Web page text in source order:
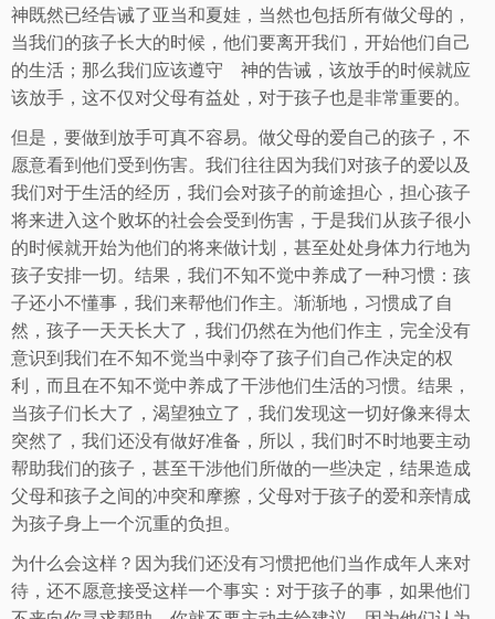
神既然已经告诫了亚当和夏娃，当然也包括所有做父母的，
当我们的孩子长大的时候，他们要离开我们，开始他们自己
的生活；那么我们应该遵守 神的告诫，该放手的时候就应
该放手，这不仅对父母有益处，对于孩子也是非常重要的。
但是，要做到放手可真不容易。做父母的爱自己的孩子，不
愿意看到他们受到伤害。我们往往因为我们对孩子的爱以及
我们对于生活的经历，我们会对孩子的前途担心，担心孩子
将来进入这个败坏的社会会受到伤害，于是我们从孩子很小
的时候就开始为他们的将来做计划，甚至处处身体力行地为
孩子安排一切。结果，我们不知不觉中养成了一种习惯：孩
子还小不懂事，我们来帮他们作主。渐渐地，习惯成了自
然，孩子一天天长大了，我们仍然在为他们作主，完全没有
意识到我们在不知不觉当中剥夺了孩子们自己作决定的权
利，而且在不知不觉中养成了干涉他们生活的习惯。结果，
当孩子们长大了，渴望独立了，我们发现这一切好像来得太
突然了，我们还没有做好准备，所以，我们时不时地要主动
帮助我们的孩子，甚至干涉他们所做的一些决定，结果造成
父母和孩子之间的冲突和摩擦，父母对于孩子的爱和亲情成
为孩子身上一个沉重的负担。
为什么会这样？因为我们还没有习惯把他们当作成年人来对
待，还不愿意接受这样一个事实：对于孩子的事，如果他们